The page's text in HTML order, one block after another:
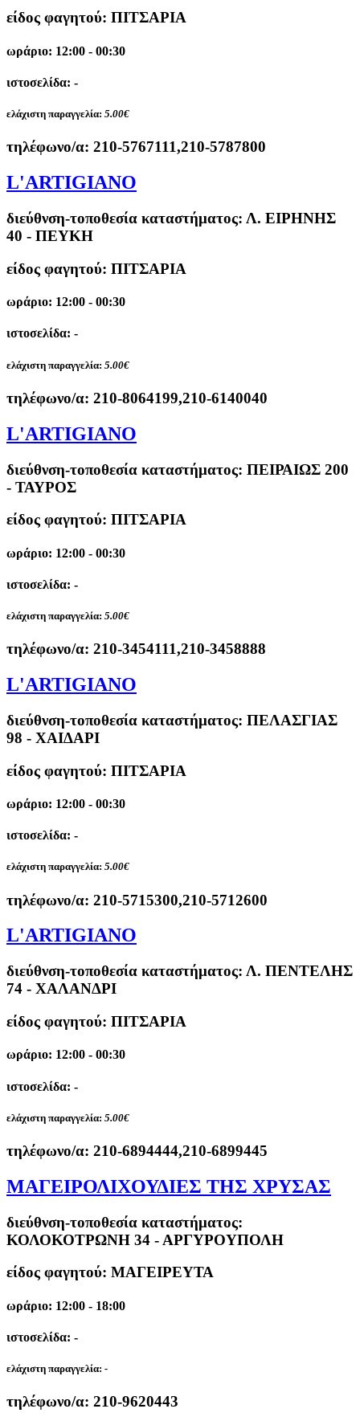
είδος φαγητού: ΠΙΤΣΑΡΙΑ
ωράριο: 12:00 - 00:30
ιστοσελίδα: -
ελάχιστη παραγγελία: 5.00€
τηλέφωνο/α: 210-5767111,210-5787800
L'ARTIGIANO
διεύθνση-τοποθεσία καταστήματος: Λ. ΕΙΡΗΝΗΣ
40 - ΠΕΥΚΗ
είδος φαγητού: ΠΙΤΣΑΡΙΑ
ωράριο: 12:00 - 00:30
ιστοσελίδα: -
ελάχιστη παραγγελία: 5.00€
τηλέφωνο/α: 210-8064199,210-6140040
L'ARTIGIANO
διεύθνση-τοποθεσία καταστήματος: ΠΕΙΡΑΙΩΣ 200
- ΤΑΥΡΟΣ
είδος φαγητού: ΠΙΤΣΑΡΙΑ
ωράριο: 12:00 - 00:30
ιστοσελίδα: -
ελάχιστη παραγγελία: 5.00€
τηλέφωνο/α: 210-3454111,210-3458888
L'ARTIGIANO
διεύθνση-τοποθεσία καταστήματος: ΠΕΛΑΣΓΙΑΣ
98 - ΧΑΙΔΑΡΙ
είδος φαγητού: ΠΙΤΣΑΡΙΑ
ωράριο: 12:00 - 00:30
ιστοσελίδα: -
ελάχιστη παραγγελία: 5.00€
τηλέφωνο/α: 210-5715300,210-5712600
L'ARTIGIANO
διεύθνση-τοποθεσία καταστήματος: Λ. ΠΕΝΤΕΛΗΣ
74 - ΧΑΛΑΝΔΡΙ
είδος φαγητού: ΠΙΤΣΑΡΙΑ
ωράριο: 12:00 - 00:30
ιστοσελίδα: -
ελάχιστη παραγγελία: 5.00€
τηλέφωνο/α: 210-6894444,210-6899445
ΜΑΓΕΙΡΟΛΙΧΟΥΔΙΕΣ ΤΗΣ ΧΡΥΣΑΣ
διεύθνση-τοποθεσία καταστήματος:
ΚΟΛΟΚΟΤΡΩΝΗ 34 - ΑΡΓΥΡΟΥΠΟΛΗ
είδος φαγητού: ΜΑΓΕΙΡΕΥΤΑ
ωράριο: 12:00 - 18:00
ιστοσελίδα: -
ελάχιστη παραγγελία: -
τηλέφωνο/α: 210-9620443